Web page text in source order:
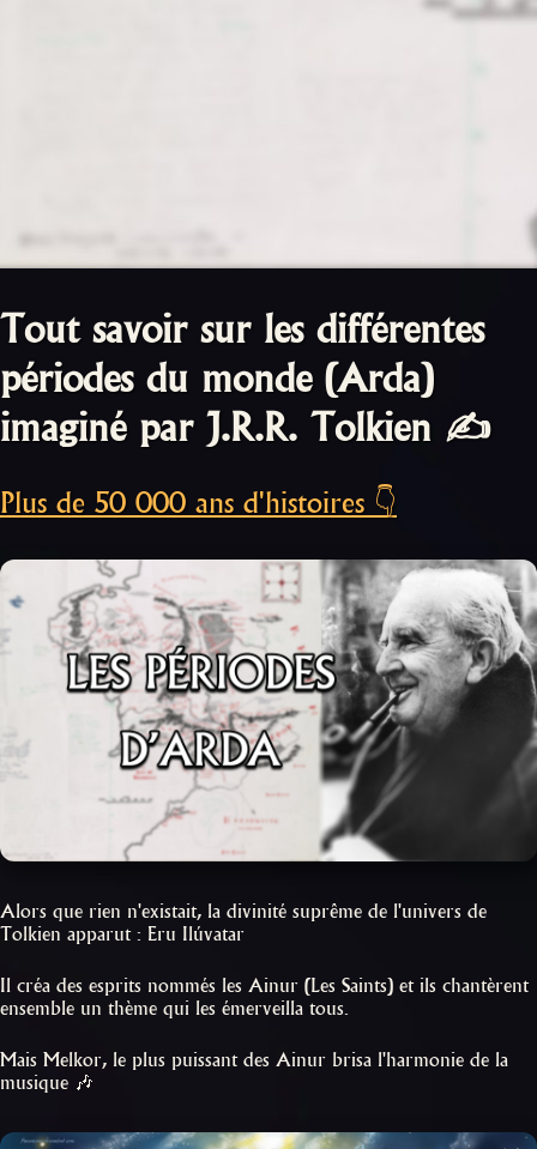
Tout savoir sur les différentes
périodes du monde (Arda)
imaginé par J.R.R. Tolkien ✍️
Plus de 50 000 ans d'histoires 👇
Alors que rien n'existait, la divinité suprême de l'univers de
Tolkien apparut : Eru Ilúvatar
Il créa des esprits nommés les Ainur (Les Saints) et ils chantèrent
ensemble un thème qui les émerveilla tous.
Mais Melkor, le plus puissant des Ainur brisa l'harmonie de la
musique 🎶